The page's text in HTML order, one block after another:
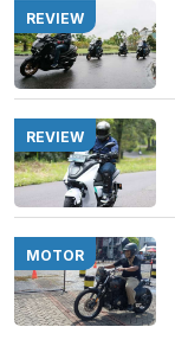
REVIEW
REVIEW
MOTOR